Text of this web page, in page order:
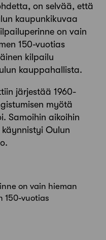
on selvää, että
kaupunkikuvaa
on vain
150-vuotias
kilpailu
kauppahallista.
järjestää 1960-
myötä
Samoihin aikoihin
Oulun
on vain hieman
150-vuotias